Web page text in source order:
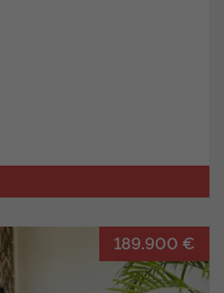
189.900 €